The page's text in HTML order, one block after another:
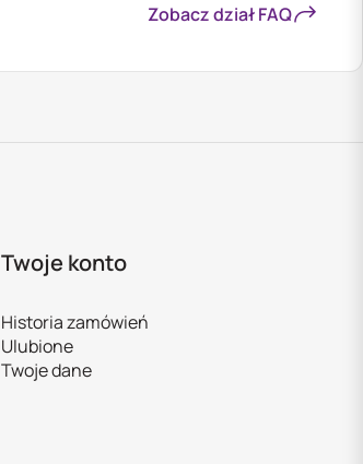
Zobacz dział FAQ
Twoje konto
Historia zamówień
Ulubione
Twoje dane